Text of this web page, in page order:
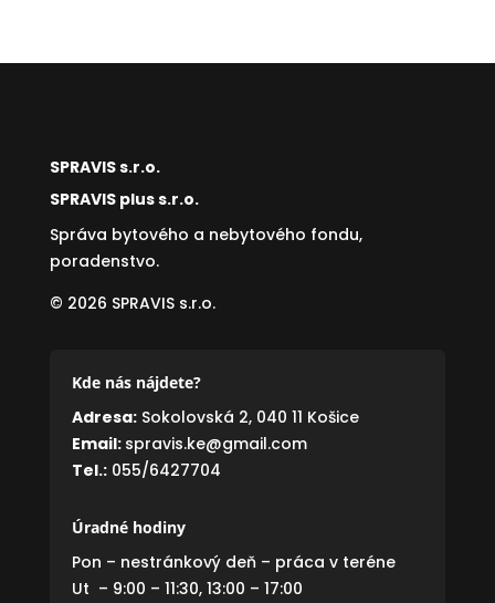
SPRAVIS s.r.o.
SPRAVIS plus s.r.o.
Správa bytového a nebytového fondu,
poradenstvo.
© 2026 SPRAVIS s.r.o.
Kde nás nájdete?
Adresa:Sokolovská 2, 040 11 Košice
Email: spravis.ke@gmail.com
Tel.:055/6427704
Úradné hodiny
Pon – nestránkový deň – práca v teréne
Ut – 9:00 – 11:30, 13:00 – 17:00